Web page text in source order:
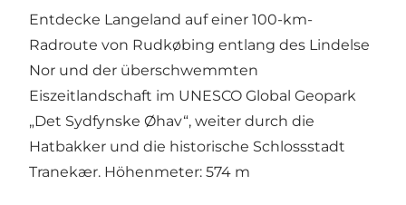
Entdecke Langeland auf einer 100-km-
Radroute von Rudkøbing entlang des Lindelse
Nor und der überschwemmten
Eiszeitlandschaft im UNESCO Global Geopark
„Det Sydfynske Øhav“, weiter durch die
Hatbakker und die historische Schlossstadt
Tranekær. Höhenmeter: 574 m